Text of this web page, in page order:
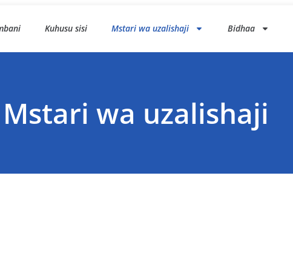
Kuhusu sisi Mstari wa uzalishaji Bidhaa
Mstari wa uzalishaji